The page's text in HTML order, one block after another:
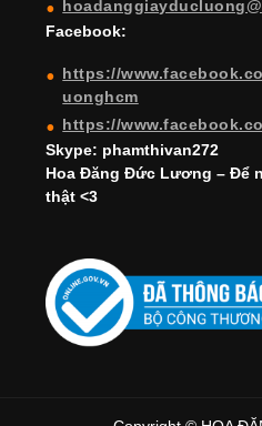
Facebook:
https://
uonghcm
https://
Skype: phamthivan272
Hoa Đăng Đức Lương – Để
thật <3